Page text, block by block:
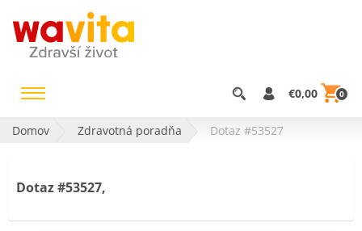
€0,00 0
Domov Zdravotná poradňa Dotaz #53527
Dotaz #53527,